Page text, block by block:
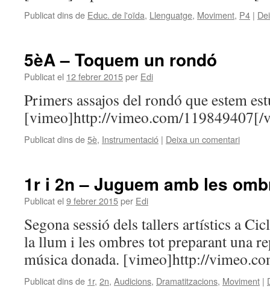
Publicat dins de Educ. de l'oïda, Llenguatge, Moviment, P4 |
5èA – Toquem un rondó
Publicat el 12 febrer 2015per Edi
Primers assajos del rondó que estem
[vimeo]http://vimeo.com/119849407[/
Publicat dins de5è, Instrumentació | Deixa un comentari
1r i 2n – Juguem amb les
Publicat el 9 febrer 2015per Edi
Segona sessió dels tallers artístics a
la llum i les ombres tot preparant una
música donada. [vimeo]http://
Publicat dins de 1r, 2n, Audicions, Dramatitzacions, Moviment |